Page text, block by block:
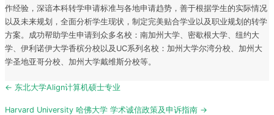
作经验，深谙本科转学申请标准与各地申请趋势，善于根据学生的实际情况
以及未来规划，全面分析学生现状，制定完美贴合学业以及职业规划的转学
方案。成功帮助学生申请到众多名校：南加州大学、密歇根大学、纽约大
学、伊利诺伊大学香槟分校以及UC系列名校：加州大学尔湾分校、加州大
学圣地亚哥分校、加州大学戴维斯分校等。
Post
← 东北大学Align计算机硕士专业
Harvard University 哈佛大学 学术诚信政策及申诉指南 →